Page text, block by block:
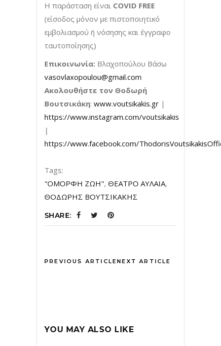
Η παράσταση είναι COVID FREE
(είσοδος μόνον με πιστοποιητικό
εμβολιασμού ή νόσησης και έγγραφο
ταυτοποίησης)
Επικοινωνία: Βλαχοπούλου Βάσω
vasovlaxopoulou@gmail.com
Ακολουθήστε τον Θοδωρή
Βουτσικάκη: www.voutsikakis.gr |
https://www.instagram.com/voutsikakis
|
https://www.facebook.com/
Tags:
"ΟΜΟΡΦΗ ΖΩΗ", ΘΕΑΤΡΟ ΑΥΛΑΙΑ,
ΘΟΔΩΡΗΣ ΒΟΥΤΣΙΚΑΚΗΣ
SHARE:
PREVIOUS ARTICLENEXT ARTICLE
YOU MAY ALSO LIKE